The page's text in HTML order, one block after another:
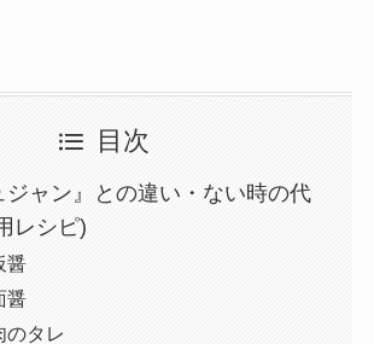
目次
ジャン』との違い・ない時の代
レシピ)
醤
醤
のタレ